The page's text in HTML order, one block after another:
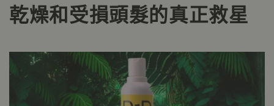
乾燥和受損頭髮的真正救星